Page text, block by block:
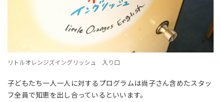
リトルオレンジズイングリッシュ 入り口
子どもたち一人一人に対するプログラムは尚子さん含めたスタッ
フ全員で知恵を出し合っているといいます。